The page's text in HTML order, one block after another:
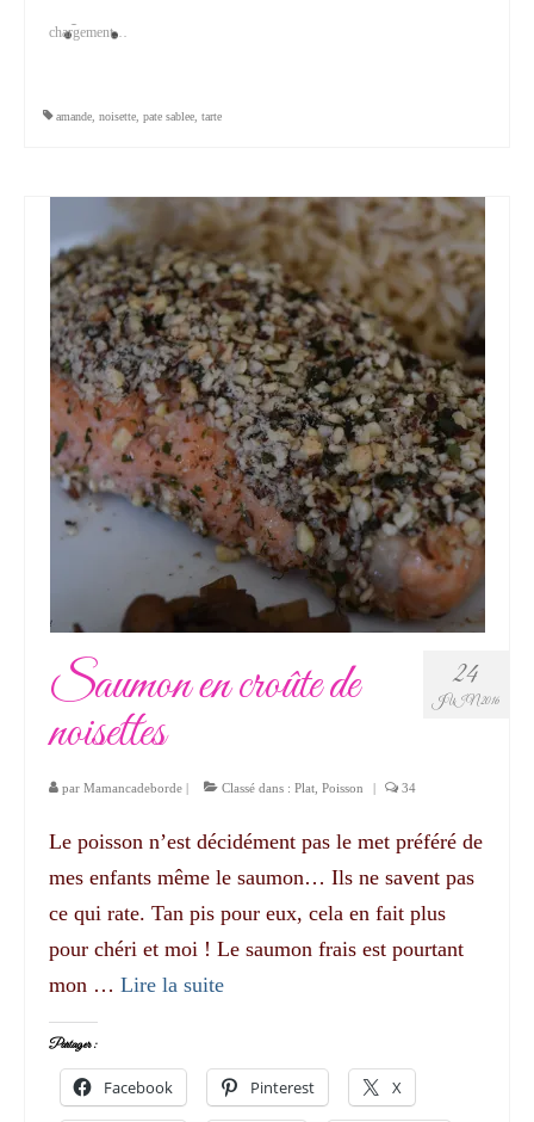
chargement…
amande noisette pate sablee tarte
24
JUIN 2016
Saumon en croûte de
noisettes
par Mamancadeborde | Classé dans : Plat Poisson | 34
Le poisson n’est décidément pas le met préféré de
mes enfants même le saumon… Ils ne savent pas
ce qui rate. Tan pis pour eux, cela en fait plus
pour chéri et moi ! Le saumon frais est pourtant
mon … Lire la suite­­
Partager :
Facebook Pinterest X